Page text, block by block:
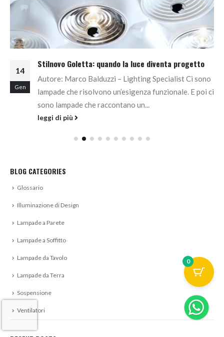
14
Gen
Stilnovo Goletta: quando la luce diventa progetto
Autore: Marco Balduzzi – Lighting Specialist Ci sono
lampade che risolvono un’esigenza funzionale. E poi ci
sono lampade che raccontano un...
leggi di più
BLOG CATEGORIES
Glossario
Illuminazione di Design
Lampade a Parete
Lampade a Soffitto
Lampade da Tavolo
Lampade da Terra
Sospensione
Ventilatori
0